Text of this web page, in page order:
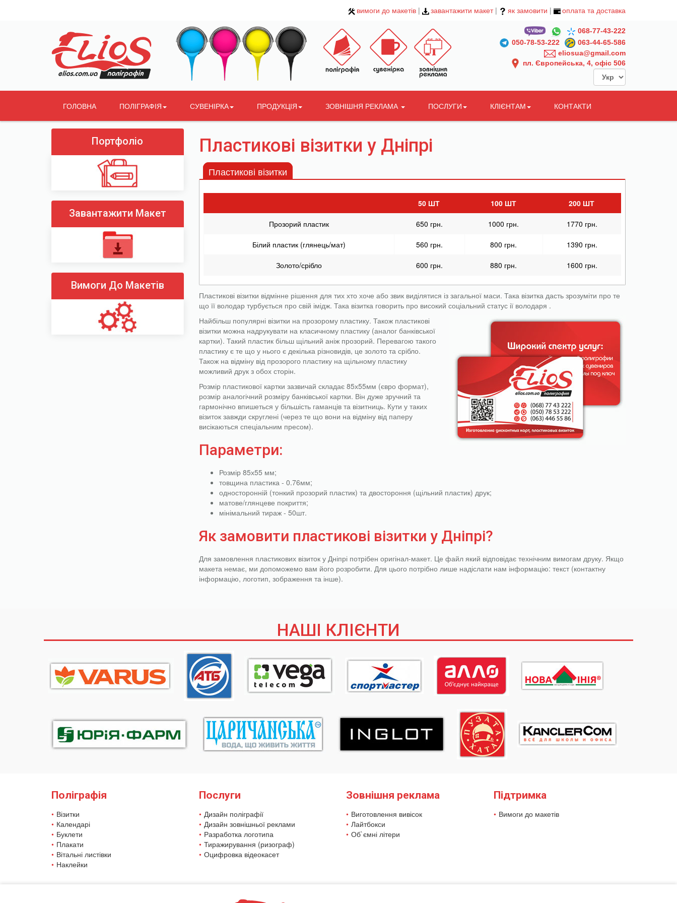
вимоги до макетів | завантажити макет| як замовити | оплата та доставка
068-77-43-222
050-78-53-222
063-44-65-586
eliosua@gmail.com
пл. Європейська, 4, офіс 506
ГОЛОВНА ПОЛІГРАФІЯ СУВЕНІРКА ПРОДУКЦІЯ ЗОВНІШНЯ РЕКЛАМА ПОСЛУГИ КЛІЄНТАМ КОНТАКТИ
Пластикові візитки у Дніпрі
Пластикові візитки
50 ШТ 100 ШТ 200 ШТ
Прозорий пластик 650 грн. 1000 грн. 1770 грн.
Білий пластик (глянець/мат) 560 грн. 800 грн. 1390 грн.
Золото/срібло 600 грн. 880 грн. 1600 грн.
Пластикові візитки відмінне рішення для тих хто хоче або звик виділятися із загальної маси. Така візитка дасть зрозуміти про те
що її володар турбується про свій імідж. Така візитка говорить про високий соціальний статус ії володаря .
Найбільш популярні візитки на прозорому пластику. Також пластикові
візитки можна надрукувати на класичному пластику (аналог банківської
картки). Такий пластик більш щільний аніж прозорий. Перевагою такого
пластику є те що у нього є декілька різновидів, це золото та срібло.
Також на відміну від прозорого пластику на щільному пластику
можливий друк з обох сторін.
Розмір пластикової картки зазвичай складає 85х55мм (євро формат),
розмір аналогічний розміру банківської картки. Він дуже зручний та
гармонічно впишеться у більшість гаманців та візитниць. Кути у таких
візиток завжди скруглені (через те що вони на відміну від паперу
висікаються спеціальним пресом).
Параметри:
Розмір 85х55 мм;
товщина пластика - 0.76мм;
односторонній (тонкий прозорий пластик) та двостороння (щільний пластик) друк;
матове/глянцеве покриття;
мінімальний тираж - 50шт.
Як замовити пластикові візитки у Дніпрі?
Для замовлення пластикових візиток у Дніпрі потрібен оригінал-макет. Це файл який відповідає технічним вимогам друку. Якщо
макета немає, ми допоможемо вам його розробити. Для цього потрібно лише надіслати нам інформацію: текст (контактну
інформацію, логотип, зображення та інше).
Портфоліо
Завантажити Макет
Вимоги До Макетів
НАШІ КЛІЄНТИ
Поліграфія
Візитки
Календарі
Буклети
Плакати
Вітальні листівки
Наклейки
Послуги
Дизайн поліграфії
Дизайн зовнішньої реклами
Разработка логотипа
Тиражирування (ризограф)
Оцифровка відеокасет
Зовнішня реклама
Виготовлення вивісок
Лайтбокси
Об`ємні літери
Підтримка
Вимоги до макетів